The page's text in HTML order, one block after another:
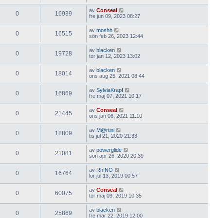
0 16939 av Conseal
fre jun 09, 2023 08:27
0 16515 av moshh
sön feb 26, 2023 12:44
0 19728 av blacken
tor jan 12, 2023 13:02
0 18014 av blacken
ons aug 25, 2021 08:44
0 16869 av SylviaKrapf
fre maj 07, 2021 10:17
0 21445 av Conseal
ons jan 06, 2021 11:10
0 18809 av M@rtini
tis jul 21, 2020 21:33
0 21081 av powerglide
sön apr 26, 2020 20:39
0 16764 av RhINO
lör jul 13, 2019 00:57
0 60075 av Conseal
tor maj 09, 2019 10:35
0 25869 av blacken
fre mar 22, 2019 12:00